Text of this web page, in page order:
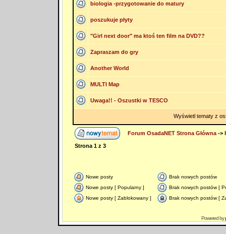
biologia -przygotowanie do matury
poszukuje płyty
"Girl next door" ma ktoś ten film na DVD??
Zapraszam do gry
Another World
MULTI Map
Uwaga!! - Oszustki w TESCO
Wyświetl tematy z
Forum OsadaNET Strona Główna->
Strona 1z 3
Nowe posty
Brak nowych postów
Nowe posty [ Popularny ]
Brak nowych postów [
Nowe posty [ Zablokowany ]
Brak nowych postów [
Powered by